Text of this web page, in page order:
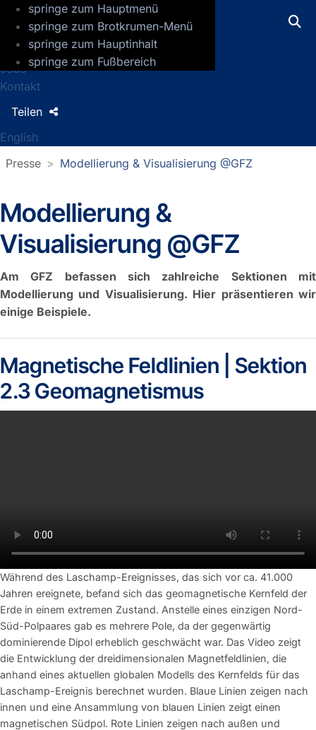
springe zum Hauptmenü
springe zum Brotkrumen-Menü
springe zum Hauptinhalt
springe zum Fußbereich
GFZ Helmholtz-Zentrum für
Presse
Jobs
Kontakt
English
Teilen
Presse Modellierung & Visualisierung @GFZ
Modellierung &
Visualisierung @GFZ
Am GFZ befassen sich zahlreiche Sektionen mit
Modellierung und Visualisierung. Hier präsentieren wir
einige Beispiele.
Magnetische Feldlinien | Sektion
2.3 Geomagnetismus
Während des Laschamp-Ereignisses, das sich vor ca. 41.000
Jahren ereignete, befand sich das geomagnetische Kernfeld der
Erde in einem extremen Zustand. Anstelle eines einzigen Nord-
Süd-Polpaares gab es mehrere Pole, da der gegenwärtig
dominierende Dipol erheblich geschwächt war. Das Video zeigt
die Entwicklung der dreidimensionalen Magnetfeldlinien, die
anhand eines aktuellen globalen Modells des Kernfelds für das
Laschamp-Ereignis berechnet wurden. Blaue Linien zeigen nach
innen und eine Ansammlung von blauen Linien zeigt einen
magnetischen Südpol. Rote Linien zeigen nach außen und